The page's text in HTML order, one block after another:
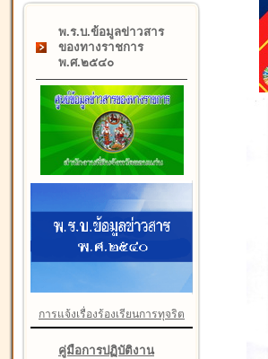
พ.ร.บ.ข้อมูลข่าวสาร
ของทางราชการ
พ.ศ.๒๕๔๐
การแจ้งเรื่องร้องเรียนการทุจริต
คู่มือการปฏิบัติงาน